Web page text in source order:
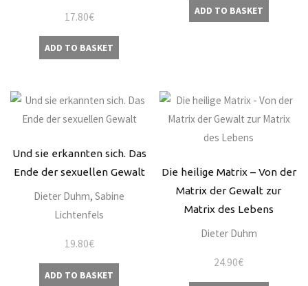
17.80€
ADD TO BASKET
ADD TO BASKET
Und sie erkannten sich. Das
Ende der sexuellen Gewalt
Dieter Duhm,Sabine
Lichtenfels
19.80€
ADD TO BASKET
Die heilige Matrix – Von der
Matrix der Gewalt zur
Matrix des Lebens
Dieter Duhm
24.90€